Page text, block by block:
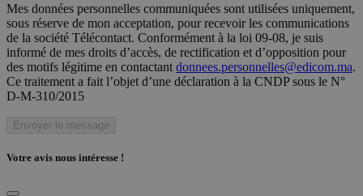
Mes données personnelles communiquées sont utilisées uniquement,
sous réserve de mon acceptation, pour recevoir les communications
de la société Télécontact. Conformément à la loi 09-08, je suis
informé de mes droits d’accès, de rectification et d’opposition pour
des motifs légitime en contactant donnees.personnelles@edicom.ma.
Ce traitement a fait l’objet d’une déclaration à la CNDP sous le N°
D-M-310/2015
Envoyer le message
Votre avis nous intéresse !